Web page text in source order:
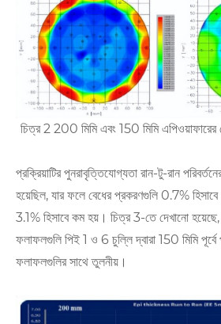
চিত্র 2 200 মিমি এবং 150 মিমি
প্রক্রিয়াটির পুনরাবৃত্তিযোগ্যতা রান-টু-রান
হয়েছিল, যার ফলে বেধের প্রকরণগুলি 0.7%
3.1% হিসাবে কম হয়। চিত্র 3-তে দেখানো
ফলাফলগুলি পিই 1 ও 6 চুল্লি দ্বারা 150 মিমি
ফলাফলগুলির সাথে তুলনীয়।